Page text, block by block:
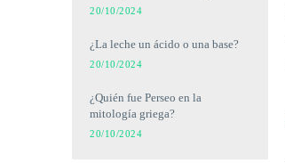
20/10/2024
¿La leche un ácido o una base?
20/10/2024
¿Quién fue Perseo en la
mitología griega?
20/10/2024